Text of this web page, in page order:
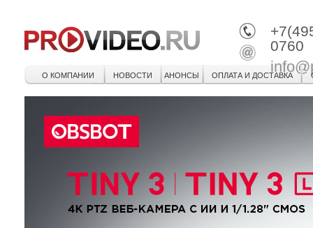
0760
О КОМПАНИИ НОВОСТИ АНОНСЫ ОПЛАТА И ДОСТАВКА